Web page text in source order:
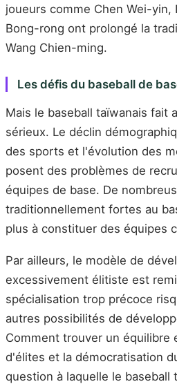
joueurs comme Chen Wei-yin,
Bong-rong ont prolongé la
Wang Chien-ming.
Les défis du baseball de
Mais le baseball taïwanais fait
sérieux. Le déclin
des sports et l'évolution des
posent des problèmes de
équipes de base. De
traditionnellement fortes au
plus à constituer des équipes
Par ailleurs, le modèle de
excessivement élitiste est
spécialisation trop précoce
autres possibilités de
Comment trouver un équilibre
d'élites et la démocratisation
question à laquelle le baseball